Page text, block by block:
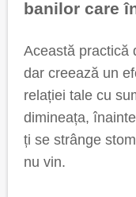
banilor care
Această practică
dar creează un
relației tale cu
dimineața,
ți se strânge
nu vin.